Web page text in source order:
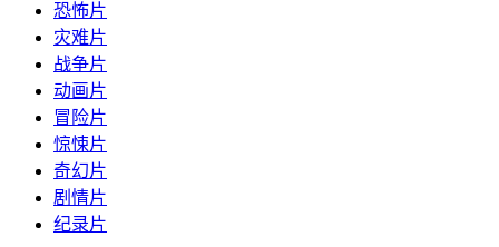
恐怖片
灾难片
战争片
动画片
冒险片
惊悚片
奇幻片
剧情片
纪录片